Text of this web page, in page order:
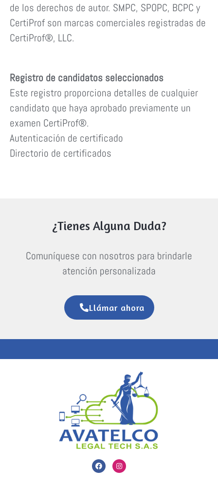
de los derechos de autor. SMPC, SPOPC, BCPC y
CertiProf son marcas comerciales registradas de
CertiProf®, LLC.
Registro de candidatos seleccionados
Este registro proporciona detalles de cualquier
candidato que haya aprobado previamente un
examen CertiProf®.
Autenticación de certificado
Directorio de certificados
¿Tienes Alguna Duda?
Comuníquese con nosotros para brindarle
atención personalizada
Llámar ahora
F
a
c
I
n
s